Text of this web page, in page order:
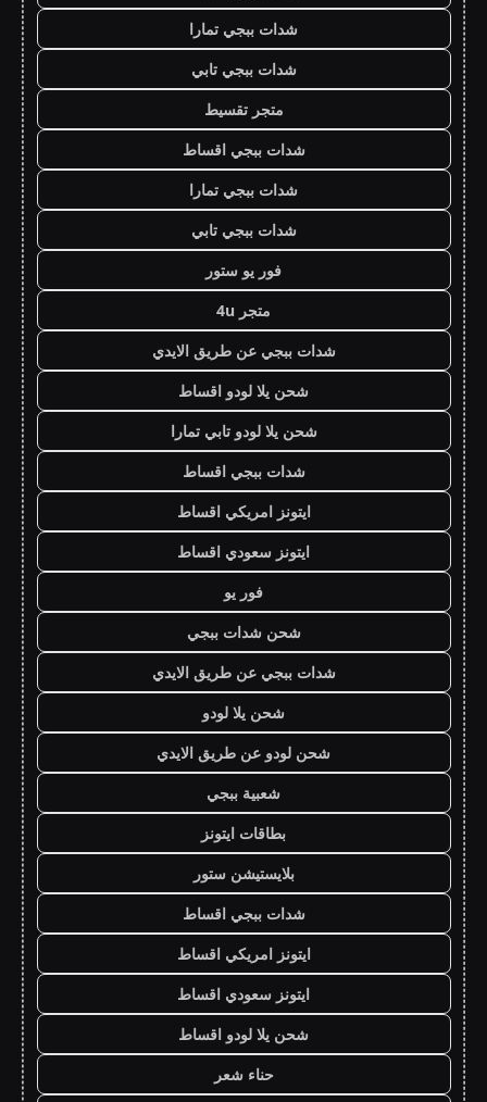
شدات ببجي تمارا
شدات ببجي تابي
متجر تقسيط
شدات ببجي اقساط
شدات ببجي تمارا
شدات ببجي تابي
فور يو ستور
متجر 4u
شدات ببجي عن طريق الايدي
شحن يلا لودو اقساط
شحن يلا لودو تابي تمارا
شدات ببجي اقساط
ايتونز امريكي اقساط
ايتونز سعودي اقساط
فور يو
شحن شدات ببجي
شدات ببجي عن طريق الايدي
شحن يلا لودو
شحن لودو عن طريق الايدي
شعبية ببجي
بطاقات ايتونز
بلايستيشن ستور
شدات ببجي اقساط
ايتونز امريكي اقساط
ايتونز سعودي اقساط
شحن يلا لودو اقساط
حناء شعر